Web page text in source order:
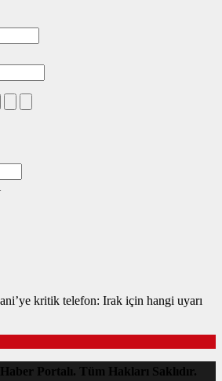
kritik telefon: Irak için hangi uyarı
Portalı. Tüm Hakları Saklıdır.